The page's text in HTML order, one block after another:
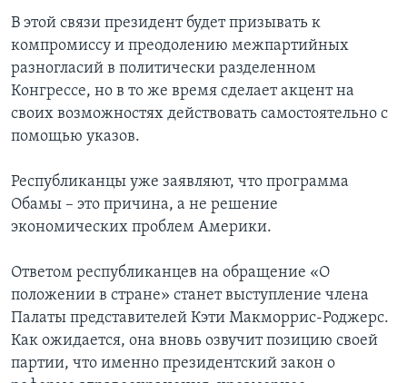
В этой связи президент будет призывать к
компромиссу и преодолению межпартийных
разногласий в политически разделенном
Конгрессе, но в то же время сделает акцент на
своих возможностях действовать самостоятельно с
помощью указов.
Республиканцы уже заявляют, что программа
Обамы – это причина, а не решение
экономических проблем Америки.
Ответом республиканцев на обращение «О
положении в стране» станет выступление члена
Палаты представителей Кэти Макморрис-Роджерс.
Как ожидается, она вновь озвучит позицию своей
партии, что именно президентский закон о